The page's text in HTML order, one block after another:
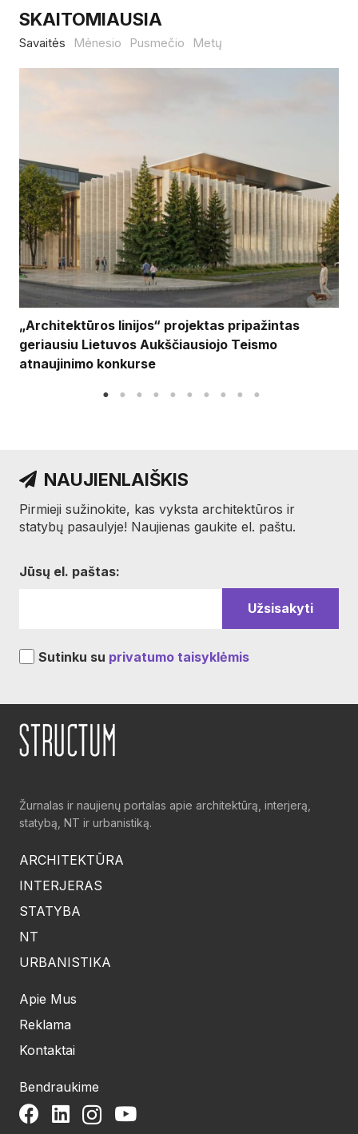
SKAITOMIAUSIA
Savaitės Mėnesio Pusmečio Metų
„Architektūros linijos“ projektas pripažintas
geriausiu Lietuvos Aukščiausiojo Teismo
atnaujinimo konkurse
NAUJIENLAIŠKIS
Pirmieji sužinokite, kas vyksta architektūros ir
statybų pasaulyje! Naujienas gaukite el. paštu.
Jūsų el. paštas:
Sutinku su privatumo taisyklėmis
Žurnalas ir naujienų portalas apie architektūrą, interjerą,
statybą, NT ir urbanistiką.
ARCHITEKTŪRA
INTERJERAS
STATYBA
NT
URBANISTIKA
Apie Mus
Reklama
Kontaktai
Bendraukime